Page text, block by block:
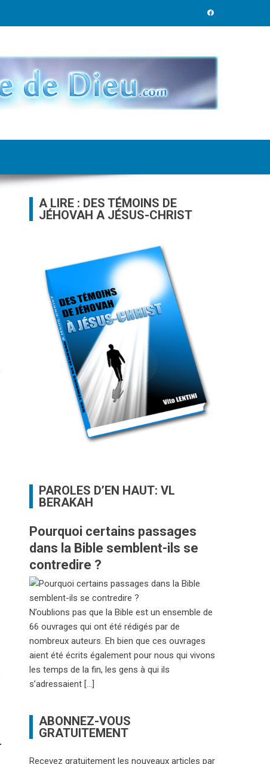
A LIRE : DES TÉMOINS DE
JÉHOVAH A JÉSUS-CHRIST
PAROLES D’EN HAUT: VL
BERAKAH
Pourquoi certains passages
dans la Bible semblent-ils se
contredire ?
N’oublions pas que la Bible est un ensemble de
66 ouvrages qui ont été rédigés par de
nombreux auteurs. Eh bien que ces ouvrages
aient été écrits également pour nous qui vivons
les temps de la fin, les gens à qui ils
s’adressaient […]
ABONNEZ-VOUS
GRATUITEMENT
Recevez gratuitement les nouveaux articles par